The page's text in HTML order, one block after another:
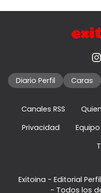
Diario Perfil Caras
Canales RSS
Privacidad
Equipo
Exitoina - Editorial Perfil
- Todos los